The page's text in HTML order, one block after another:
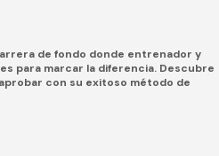
de fondo donde entrenador y
para marcar la diferencia. Descubre
con su exitoso método de